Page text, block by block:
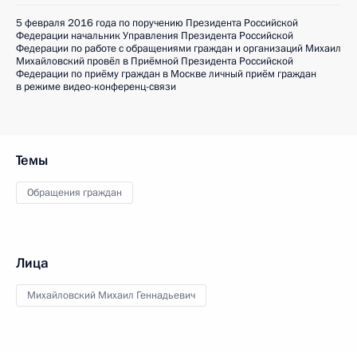
5 февраля 2016 года по поручению Президента Российской
Федерации начальник Управления Президента Российской
Федерации по работе с обращениями граждан и организаций Михаил
Михайловский провёл в Приёмной Президента Российской
Федерации по приёму граждан в Москве личный приём граждан
в режиме видео-конференц-связи
Темы
Обращения граждан
Лица
Михайловский Михаил Геннадьевич